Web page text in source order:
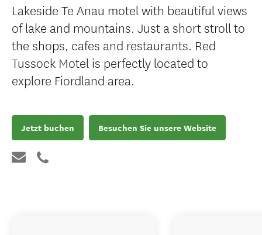
Lakeside Te Anau motel with beautiful views
of lake and mountains. Just a short stroll to
the shops, cafes and restaurants. Red
Tussock Motel is perfectly located to
explore Fiordland area.
Jetzt buchen Besuchen Sie unsere Website